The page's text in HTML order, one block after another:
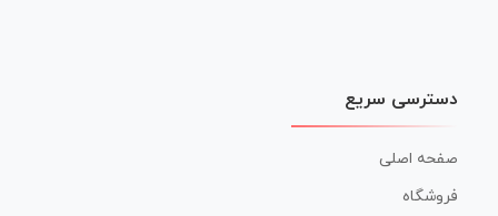
دسترسی سریع
صفحه اصلی
فروشگاه